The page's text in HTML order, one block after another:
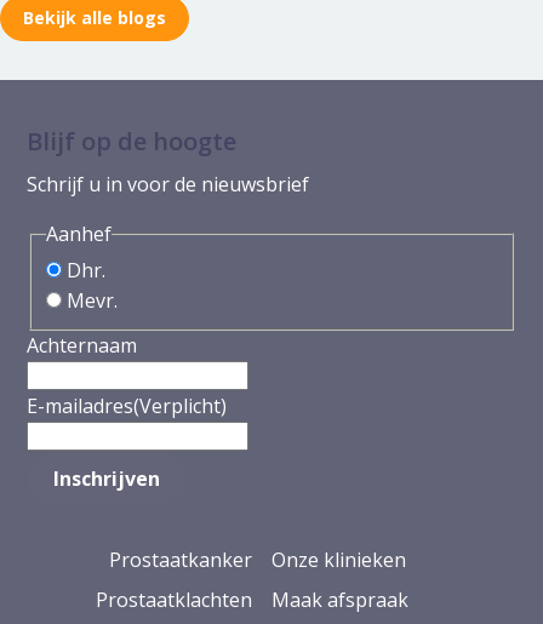
Bekijk alle blogs
Blijf op de hoogte
Schrijf u in voor de nieuwsbrief
Aanhef
Dhr.
Mevr.
Achternaam
E-mailadres(Verplicht)
Prostaatkanker
Prostaatklachten
Onze klinieken
Maak afspraak